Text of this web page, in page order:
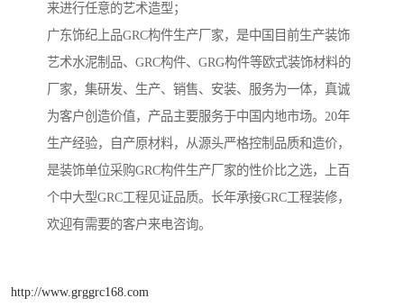
来进行任意的艺术造型；
广东饰纪上品GRC构件生产厂家，是中国目前生产装饰
艺术水泥制品、GRC构件、GRG构件等欧式装饰材料的
厂家，集研发、生产、销售、安装、服务为一体，真诚
为客户创造价值，产品主要服务于中国内地市场。20年
生产经验，自产原材料，从源头严格控制品质和造价，
是装饰单位采购GRC构件生产厂家的性价比之选，上百
个中大型GRC工程见证品质。长年承接GRC工程装修，
欢迎有需要的客户来电咨询。
http://www.grggrc168.com